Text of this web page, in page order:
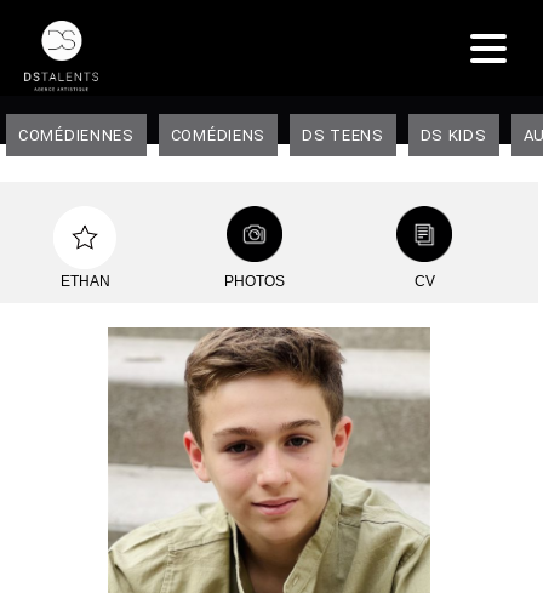
COMÉDIENNES COMÉDIENS DS TEENS DS KIDS
ETHAN PHOTOS CV